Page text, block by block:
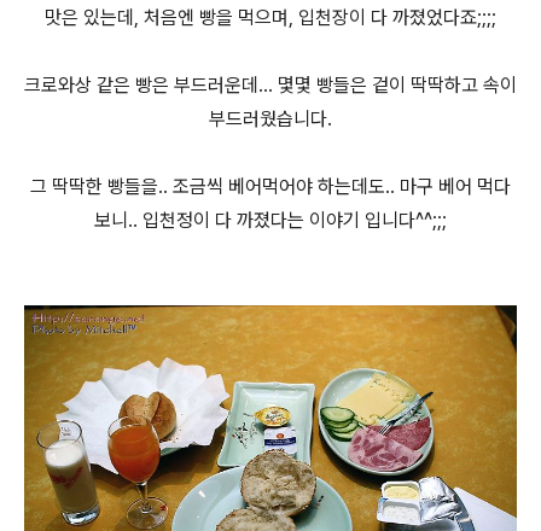
맛은 있는데, 처음엔 빵을 먹으며, 입천장이 다 까졌었다죠;;;;
크로와상 같은 빵은 부드러운데... 몇몇 빵들은 겉이 딱딱하고 속이
부드러웠습니다.
그 딱딱한 빵들을.. 조금씩 베어먹어야 하는데도.. 마구 베어 먹다
보니.. 입천정이 다 까졌다는 이야기 입니다^^;;;